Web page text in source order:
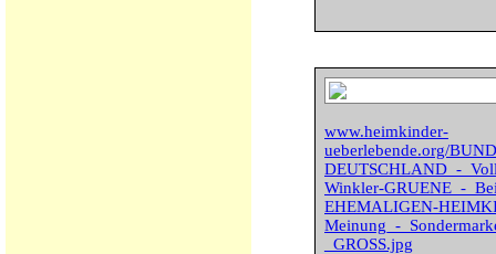
www.heimkinder-
ueberlebende.org/
DEUTSCHLAND_-
Winkler-GRUENE_-
EHEMALIGEN-
Meinung_-
_GROSS.jpg